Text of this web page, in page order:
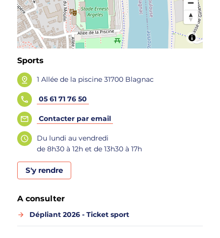
Sports
1 Allée de la piscine 31700 Blagnac
05 61 71 76 50
Contacter par email
Du lundi au vendredi
de 8h30 à 12h et de 13h30 à 17h
S'y rendre
A consulter
Dépliant 2026 - Ticket sport